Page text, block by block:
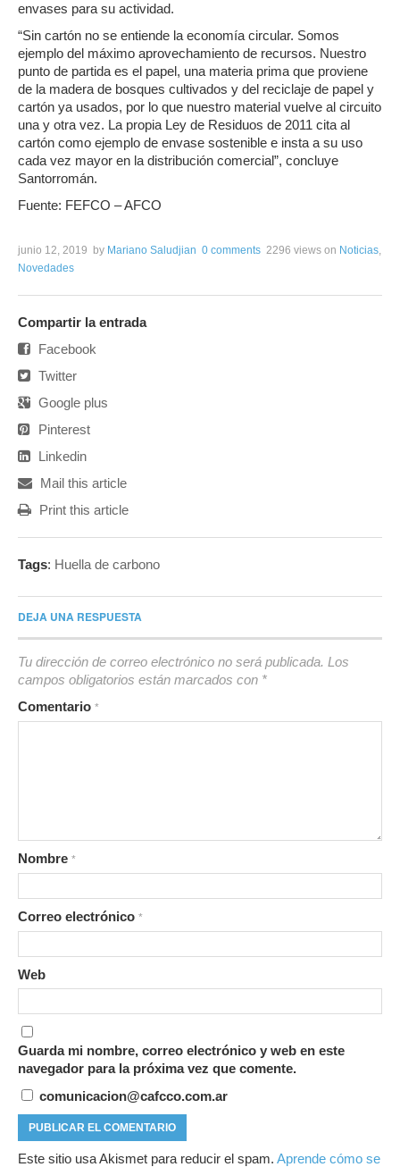
envases para su actividad.
“Sin cartón no se entiende la economía circular. Somos
ejemplo del máximo aprovechamiento de recursos. Nuestro
punto de partida es el papel, una materia prima que proviene
de la madera de bosques cultivados y del reciclaje de papel y
cartón ya usados, por lo que nuestro material vuelve al circuito
una y otra vez. La propia Ley de Residuos de 2011 cita al
cartón como ejemplo de envase sostenible e insta a su uso
cada vez mayor en la distribución comercial”, concluye
Santorromán.
Fuente: FEFCO – AFCO
junio 12, 2019 by Mariano Saludjian 0 comments 2296 views on Noticias,
Novedades
Compartir la entrada
Facebook
Twitter
Google plus
Pinterest
Linkedin
Mail this article
Print this article
Tags: Huella de carbono
DEJA UNA RESPUESTA
Tu dirección de correo electrónico no será publicada. Los
campos obligatorios están marcados con *
Comentario *
Nombre *
Correo electrónico *
Web
Guarda mi nombre, correo electrónico y web en este
navegador para la próxima vez que comente.
comunicacion@cafcco.com.ar
Este sitio usa Akismet para reducir el spam. Aprende cómo se